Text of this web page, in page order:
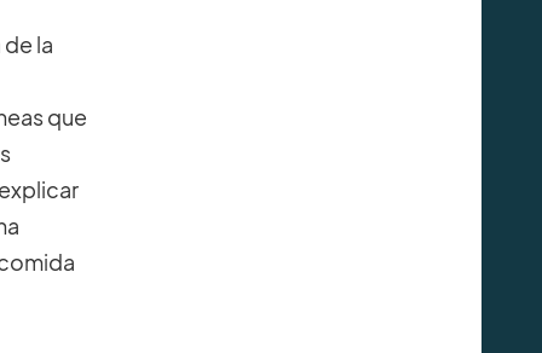
la
que